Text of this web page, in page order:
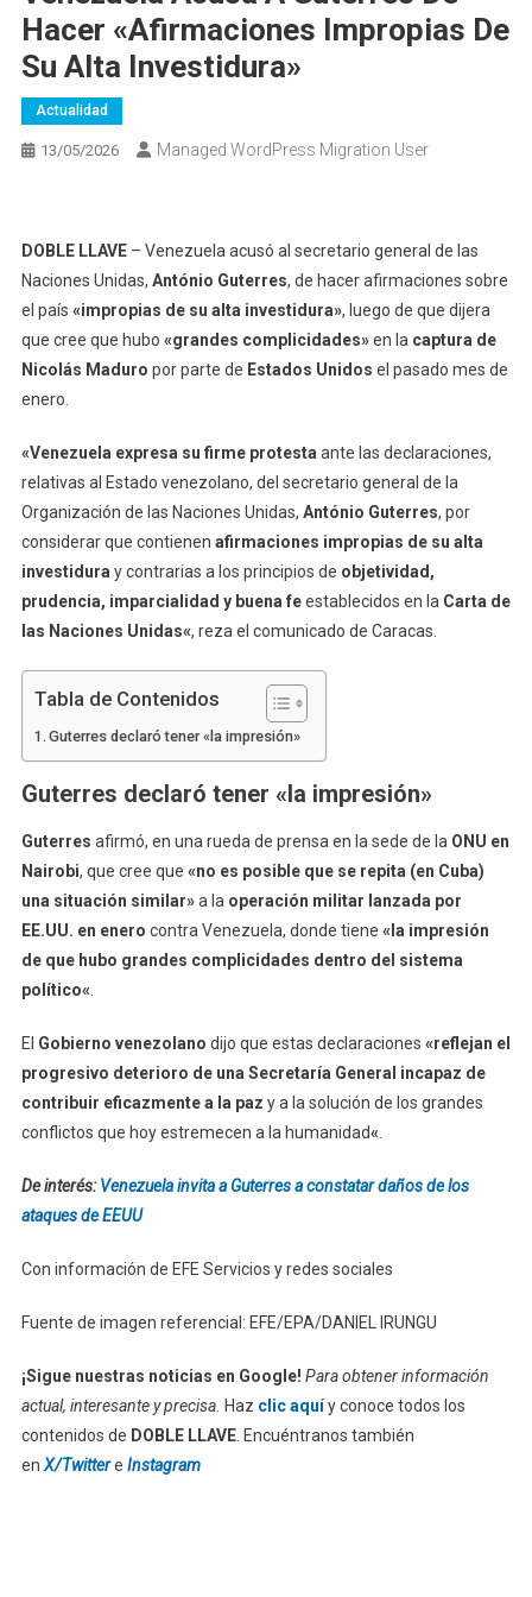
Hacer «afirmaciones Impropias De
Su Alta Investidura»
Actualidad
13/05/2026 Managed WordPress Migration User
DOBLE LLAVE– Venezuela acusó al secretario general de las
Naciones Unidas, António Guterres, de hacer afirmaciones sobre
el país «impropias de su alta investidura», luego de que dijera
que cree que hubo «grandes complicidades»en la captura de
Nicolás Maduro por parte de Estados Unidos el pasado mes de
enero.
«Venezuela expresa su firme protestaante las declaraciones,
relativas al Estado venezolano, del secretario general de la
Organización de las Naciones Unidas, António Guterres, por
considerar que contienen afirmaciones impropias de su alta
investiduray contrarias a los principios de objetividad,
prudencia, imparcialidad y buena feestablecidos en la Carta de
las Naciones Unidas«, reza el comunicado de Caracas.
Tabla de Contenidos
Guterres declaró tener «la impresión»
Guterres declaró tener «la impresión»
Guterres afirmó, en una rueda de prensa en la sede de la ONU en
Nairobi, que cree que «no es posible que se repita (en Cuba)
una situación similar»a la operación militar lanzada por
EE.UU. en enero contra Venezuela, donde tiene «la impresión
de que hubo grandes complicidades dentro del sistema
político«.
El Gobierno venezolano dijo que estas declaraciones «reflejan el
progresivo deterioro de una Secretaría General incapaz de
contribuir eficazmente a la paz y a la solución de los grandes
conflictos que hoy estremecen a la humanidad«.
De interés:Venezuela invita a Guterres a constatar daños de los
ataques de EEUU
Con información de EFE Servicios y redes sociales
Fuente de imagen referencial: EFE/EPA/DANIEL IRUNGU
¡Sigue nuestras noticias en Google! Para obtener información
actual, interesante y precisa. Haz clic aquíy conoce todos los
contenidos de DOBLE LLAVE. Encuéntranos también
enX/Twittere Instagram